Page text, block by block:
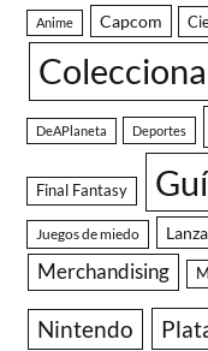
Anime Capcom
DeAPlaneta Deportes
Final Fantasy
Juegos de miedo
Merchandising
Nintendo